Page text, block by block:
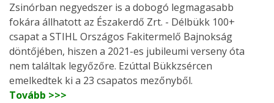
Zsinórban negyedszer is a dobogó legmagasabb
fokára állhatott az Északerdő Zrt. - Délbükk 100+
csapat a STIHL Országos Fakitermelő Bajnokság
döntőjében, hiszen a 2021-es jubileumi verseny óta
nem találtak legyőzőre. Ezúttal Bükkzsércen
emelkedtek ki a 23 csapatos mezőnyből.
Tovább >>>